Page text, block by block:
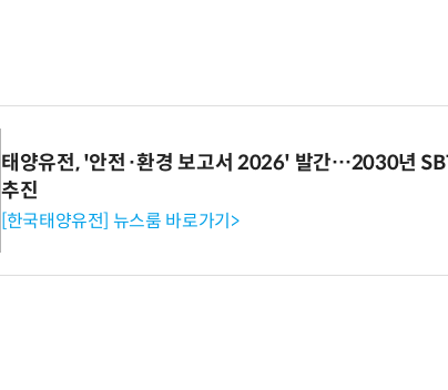
태양유전, '안전·환경 보고서 2026' 발간…2030년
추진
[한국태양유전] 뉴스룸 바로가기>